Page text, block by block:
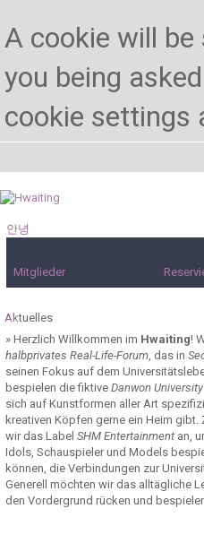
A cookie will
you being
cookie settings
안녕
Mitglieder
Aktuelles
» Herzlich Willkommen im Hwaiting!
halbprivates Real-Life-Forum, das in
seinen Fokus auf dem
bespielen die fiktive Danwon
sich auf Kunstformen aller Art
kreativen Köpfen gerne ein Heim gibt.
wir das Label SHM Entertainment an,
Idols, Schauspieler und Models
können, die Verbindungen zur
Generell möchten wir das alltägliche
den Vordergrund rücken und